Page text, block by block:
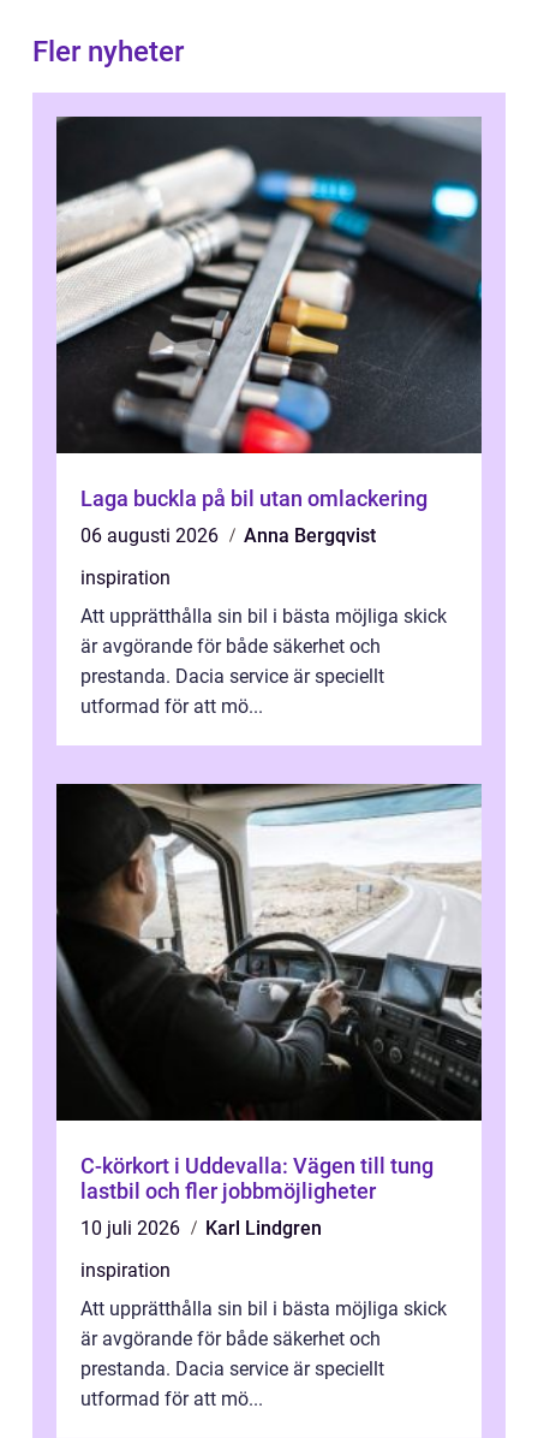
Fler nyheter
Laga buckla på bil utan omlackering
06 augusti 2026
Anna Bergqvist
inspiration
Att upprätthålla sin bil i bästa möjliga skick
är avgörande för både säkerhet och
prestanda. Dacia service är speciellt
utformad för att mö...
C-körkort i Uddevalla: Vägen till tung
lastbil och fler jobbmöjligheter
10 juli 2026
Karl Lindgren
inspiration
Att upprätthålla sin bil i bästa möjliga skick
är avgörande för både säkerhet och
prestanda. Dacia service är speciellt
utformad för att mö...